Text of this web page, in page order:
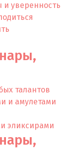
и уверенность
талантов
и амулетами
эликсирами